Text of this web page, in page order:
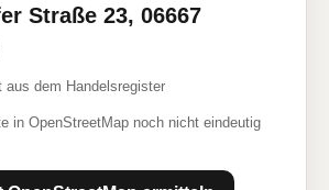
Straße 23, 06667
dem Handelsregister
in OpenStreetMap noch nicht eindeutig